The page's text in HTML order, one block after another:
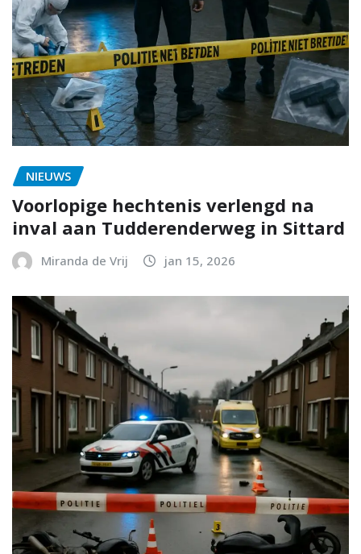
NIEUWS
Voorlopige hechtenis verlengd na
inval aan Tudderenderweg in Sittard
Miranda de Vrij jan 15, 2026